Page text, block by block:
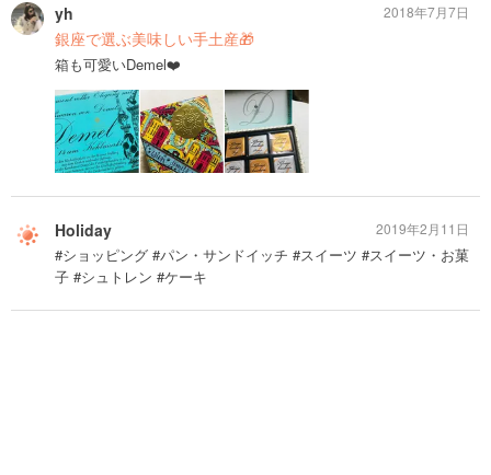
yh
銀座で選ぶ美味しい手土産🎁
箱も可愛いDemel❤️
2018年7月7日
Holiday
#ショッピング #パン・サンドイッチ #スイーツ #スイーツ・お菓
子 #シュトレン #ケーキ
2019年2月11日